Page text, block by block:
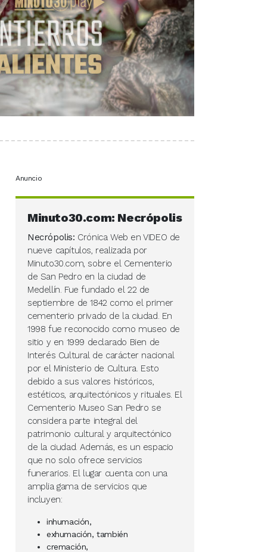
Anuncio
Minuto30.com: Necrópolis
Necrópolis: Crónica Web en VIDEO de
nueve capítulos, realizada por
Minuto30.com, sobre el Cementerio
de San Pedro en la ciudad de
Medellín. Fue fundado el 22 de
septiembre de 1842 como el primer
cementerio privado de la ciudad. En
1998 fue reconocido como museo de
sitio y en 1999 declarado Bien de
Interés Cultural de carácter nacional
por el Ministerio de Cultura. Esto
debido a sus valores históricos,
estéticos, arquitectónicos y rituales. El
Cementerio Museo San Pedro se
considera parte integral del
patrimonio cultural y arquitectónico
de la ciudad. Además, es un espacio
que no solo ofrece servicios
funerarios. El lugar cuenta con una
amplia gama de servicios que
incluyen:
inhumación,
exhumación, también
cremación,